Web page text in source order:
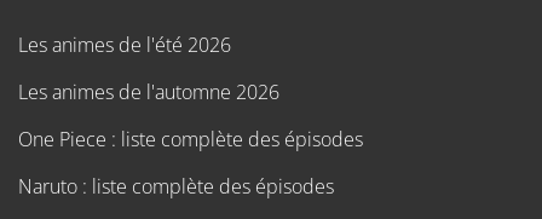
Les animes de l'été 2026
Les animes de l'automne 2026
One Piece : liste complète des épisodes
Naruto : liste complète des épisodes